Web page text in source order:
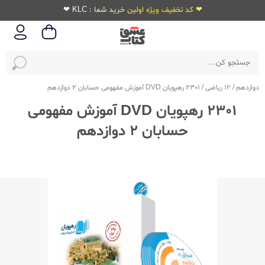
❤ کد تخفیف ویژه اولین خرید شما : KLC ❤
دوازدهم/ 12 ریاضی / 2301 رهپویان DVD آموزش مفهومی حسابان 2 دوازدهم
2301 رهپویان DVD آموزش مفهومی
حسابان 2 دوازدهم